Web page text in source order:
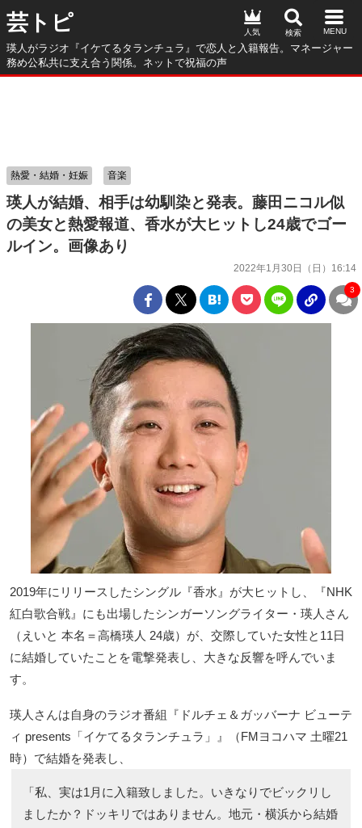
芸トピ
瑛人がラジオ『イケてるタランチュラ』で恋人と入籍報告。マネージャー
務め公私共に支え合う関係。ネットで祝福の声
人気
瑛人が結婚、相手は幼馴染と発表。藤田ニコル似
の美女と熱愛報道、香水が大ヒットし24歳でゴー
ルイン。画像あり
2022年1月30日（日）16:14
熱愛・結婚・妊娠 音楽
3
2019年にリリースしたシングル『香水』が大ヒットし、『NHK
紅白歌合戦』にも出場したシンガーソングライター・瑛人さん
（えいと 本名＝高橋瑛人 24歳）が、交際していた女性と11日
に結婚していたことを電撃発表し、大きな反響を呼んでいま
す。
瑛人さんは自身のラジオ番組『ドルチェ＆ガッバーナ ビューテ
ィ presents「イケてるタランチュラ」』（FMヨコハマ 土曜21
時）で結婚を発表し、
「私、実は1月に入籍致しました。いきなりでビックリし
ましたか？ドッキリではありません。地元・横浜から結婚